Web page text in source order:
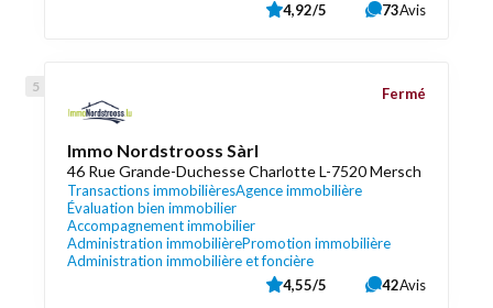
4,92/5 73Avis
Immo Nordstrooss Sàrl
46 Rue Grande-Duchesse Charlotte L-7520 Mersch
Transactions immobilièresAgence immobilière
Évaluation bien immobilier
Accompagnement immobilier
Administration immobilièrePromotion immobilière
Administration immobilière et foncière
Fermé
4,55/5 42Avis